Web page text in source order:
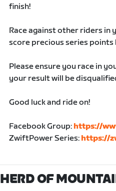
finish!
Race against other riders
score precious series
Please ensure you race in
your result will be
Good luck and ride on!
Facebook Group: https://
ZwiftPower Series: https://
HERD OF